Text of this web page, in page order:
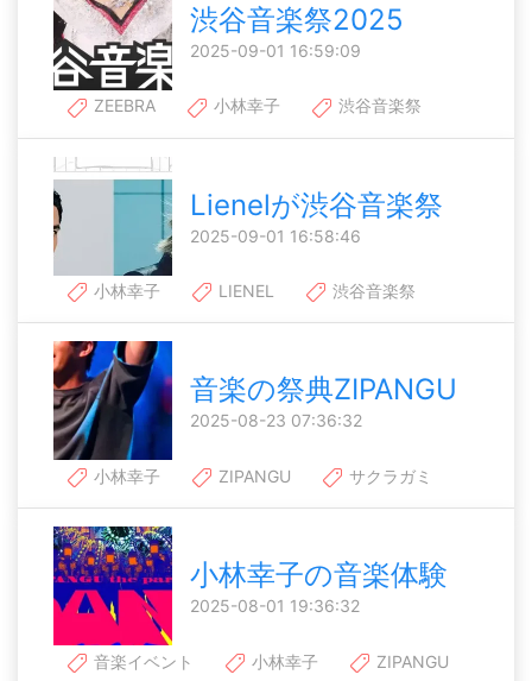
渋谷音楽祭2025
2025-09-01 16:59:09
ZEEBRA 小林幸子 渋谷音楽祭
Lienelが渋谷音楽祭
2025-09-01 16:58:46
小林幸子 LIENEL 渋谷音楽祭
音楽の祭典ZIPANGU
2025-08-23 07:36:32
小林幸子 ZIPANGU サクラガミ
小林幸子の音楽体験
2025-08-01 19:36:32
音楽イベント 小林幸子 ZIPANGU